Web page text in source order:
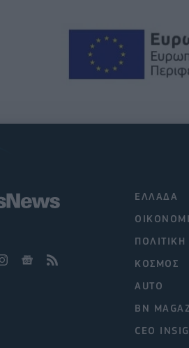
ΕΛΛΑΔΑ
ΠΟΛΙΤΙΚΗ
ΚΟΣΜΟΣ
AUTO
BN
CEO